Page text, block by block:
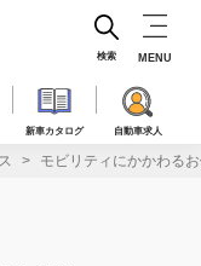
新車カタログ 自動車求人
検索 MENU
モビリティにかかわる